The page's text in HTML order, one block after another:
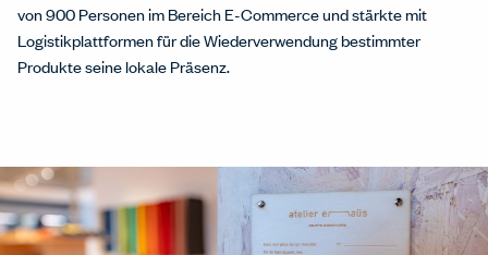
von 900 Personen im Bereich E-Commerce und stärkte mit
Logistikplattformen für die Wiederverwendung bestimmter
Produkte seine lokale Präsenz.